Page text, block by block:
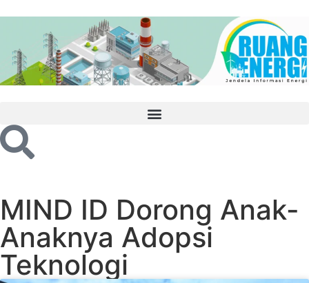
MIND ID Dorong Anak-
Anaknya Adopsi
Teknologi